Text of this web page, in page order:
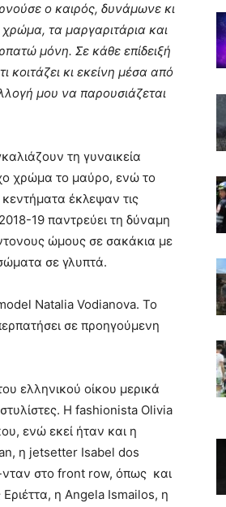
ο καιρός, δυνάμωνε κι
τα μαργαριτάρια και
μόνη. Σε κάθε επίδειξή
κι εκείνη μέσα από
μου να παρουσιάζεται
τη γυναικεία
χρώμα το μαύρο, ενώ το
έκλεψαν τις
19 παντρεύει τη δύναμη
ώμους σε σακάκια με
σε γλυπτά.
Natalia Vodianova. Το
σε προηγούμενη
ελληνικού οίκου μερικά
Η fashionista Olivia
ενώ εκεί ήταν και η
η jetsetter Isabel dos
στο front row, όπως και
η Angela Ismailos, η